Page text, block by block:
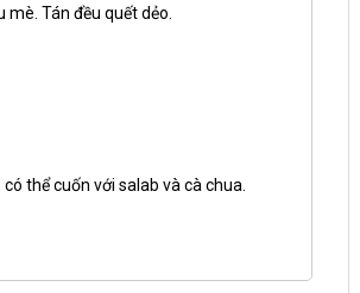
Tán đều quết dẻo.
thể cuốn với salab và cà chua.